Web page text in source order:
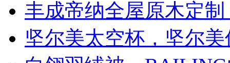
丰成帝纳全屋原木定
坚尔美太空杯，坚尔